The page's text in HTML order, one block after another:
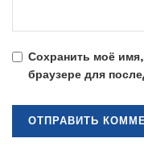
Сохранить моё
браузере для